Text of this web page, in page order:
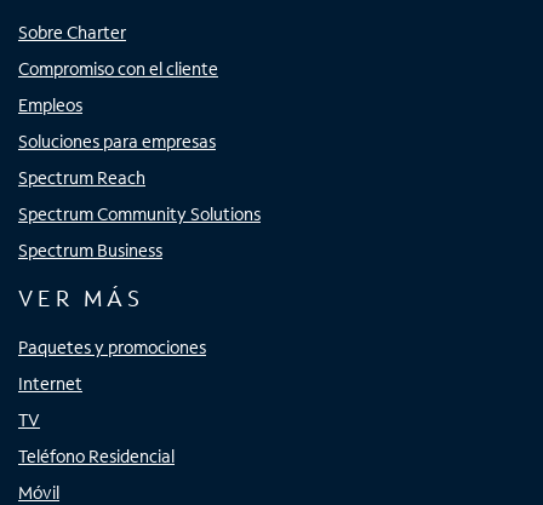
Sobre Charter
Compromiso con el cliente
Empleos
Soluciones para empresas
Spectrum Reach
Spectrum Community Solutions
Spectrum Business
VER MÁS
Paquetes y promociones
Internet
TV
Teléfono Residencial
Móvil